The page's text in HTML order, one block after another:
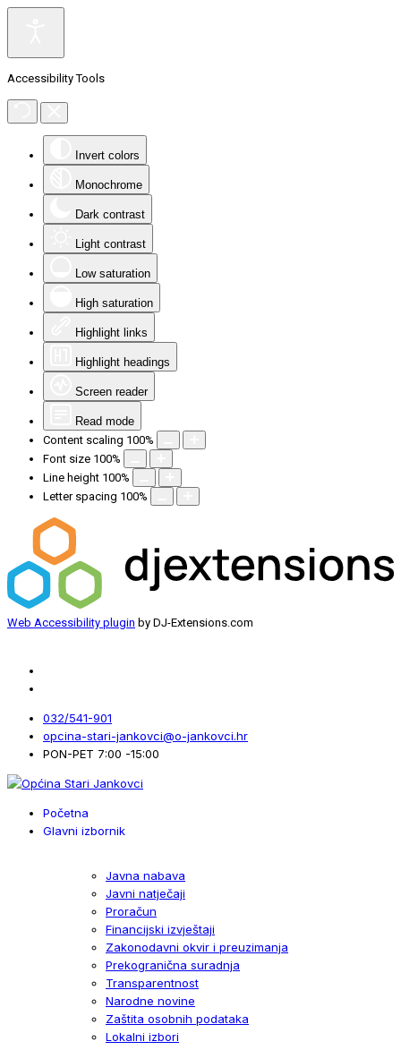
Accessibility Tools
Invert colors
Monochrome
Dark contrast
Light contrast
Low saturation
High saturation
Highlight links
Highlight headings
Screen reader
Read mode
Content scaling 100%
Font size 100%
Line height 100%
Letter spacing 100%
Web Accessibility plugin by DJ-Extensions.com
032/541-901
opcina-stari-jankovci@o-jankovci.hr
PON-PET 7:00 -15:00
Početna
Glavni izbornik
Javna nabava
Javni natječaji
Proračun
Financijski izvještaji
Zakonodavni okvir i preuzimanja
Prekogranična suradnja
Transparentnost
Narodne novine
Zaštita osobnih podataka
Lokalni izbori